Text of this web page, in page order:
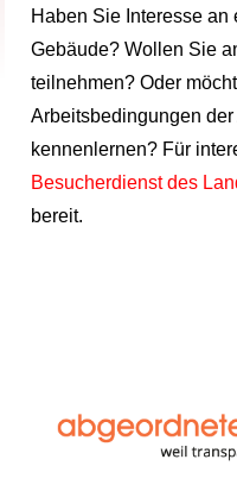
Haben Sie Interesse
Gebäude? Wollen Sie
teilnehmen? Oder
Arbeitsbedingungen
kennenlernen? Für
Besucherdienst des
bereit.